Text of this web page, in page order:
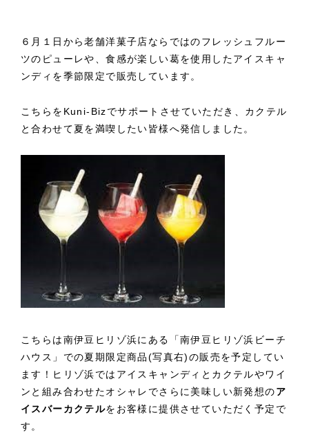
６月１日から老舗洋菓子店ならではのフレッシュフルー
ツのピューレや、食感が楽しい葛を使用したアイスキャ
ンディを季節限定で販売しています。
こちらをKuni-Bizでサポートさせていただき、カクテル
と合わせて夏を満喫したい皆様へ発信しました。
こちらは南伊豆ヒリゾ浜にある「南伊豆ヒリゾ浜ビーチ
ハウス」での夏期限定商品(写真右)の販売を予定してい
ます！ヒリゾ浜ではアイスキャンディとカクテルやワイ
ンと組み合わせたオシャレでさらに美味しい新発想のア
イスバーカクテルをお客様に提供させていただく予定で
す。